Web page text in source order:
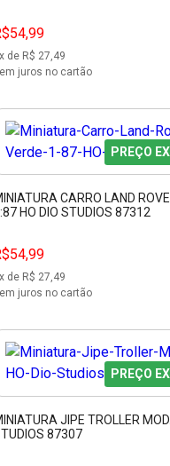
x de R$ 27,49
juros no cartão
PREÇO
CARRO LAND
HO DIO STUDIOS 87312
x de R$ 27,49
juros no cartão
PREÇO
JIPE TROLLER
87307